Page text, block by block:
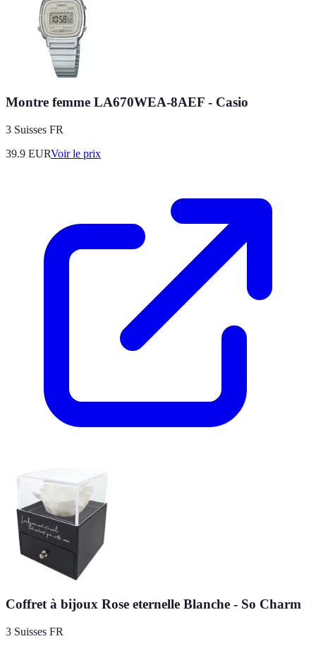
Montre femme LA670WEA-8AEF - Casio
3 Suisses FR
39.9 EURVoir le prix
Coffret à bijoux Rose eternelle Blanche - So Charm
3 Suisses FR